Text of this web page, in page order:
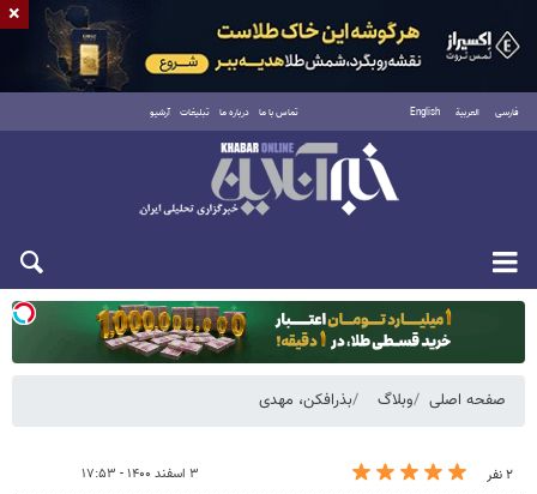
فارسی العربية English تماس با ما درباره ما تبلیغات آرشیو
دوشنبه ۱۹ مرداد ۱۴۰۵
صفحه اصلی وبلاگ بذرافکن، مهدی
۲ نفر ۳ اسفند ۱۴۰۰ - ۱۷:۵۳
×